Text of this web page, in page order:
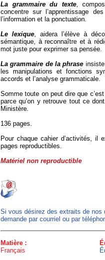
La grammaire du texte,
concentre sur l’apprentissage
l’information et la ponctuation.
Le lexique, aidera l’élève à
sémantique, à reconnaître et à
mot juste pour exprimer sa pensée.
La grammaire de la phrase
les manipulations et fonctions
accords et l’analyse grammaticale.
Somme toute on peut dire que
parce qu’on y retrouve tout ce
Ministère.
136 pages.
Pour chaque cahier d’activités, il
pages reproductibles.
Matériel non reproductible
Si vous désirez des extraits de nos
demande par courriel ou par
Matière :
Français